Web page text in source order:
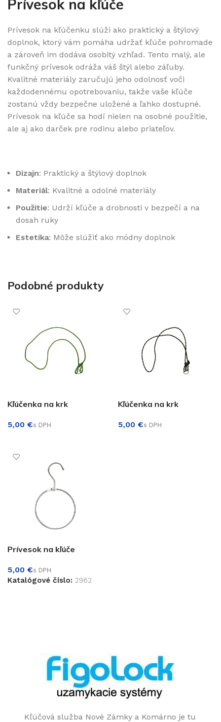
Prívesok na kľúče
Prívesok na kľúčenku slúži ako praktický a štýlový
doplnok, ktorý vám pomáha udržať kľúče pohromade
a zároveň im dodáva osobitý vzhľad. Tento malý, ale
funkčný prívesok odráža váš štýl alebo záľuby.
Kvalitné materiály zaručujú jeho odolnosť voči
každodennému opotrebovaniu, takže vaše kľúče
zostanú vždy bezpečne uložené a ľahko dostupné.
Prívesok na kľúče sa hodí nielen na osobné použitie,
ale aj ako darček pre rodinu alebo priateľov.
Dizajn: Praktický a štýlový doplnok
Materiál: Kvalitné a odolné materiály
Použitie: Udrží kľúče a drobnosti v bezpečí a na
dosah ruky
Estetika: Môže slúžiť ako módny doplnok
Podobné produkty
Kľúčenka na krk
€
Kľúčenka na krk
€
Prívesok na kľúče
€
Katalógové číslo: 2962
Kľúčová služba Nové Zámky a Komárno je tu